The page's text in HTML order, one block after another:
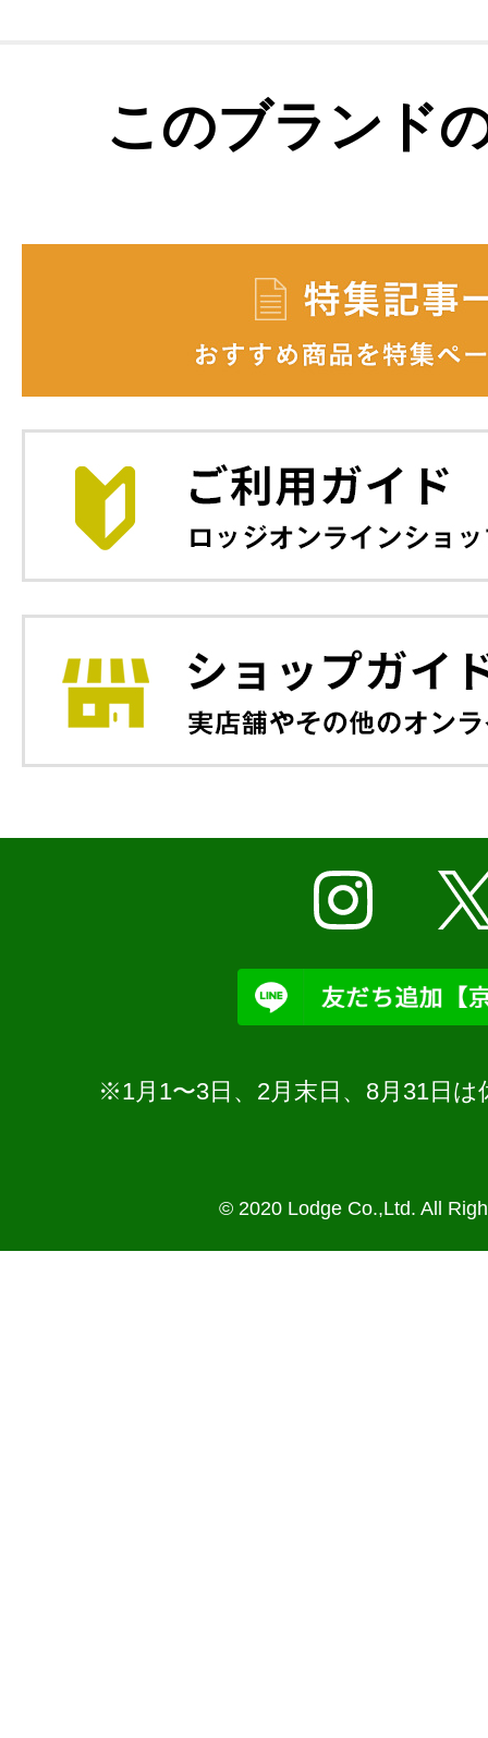
このブランド
※1月1〜3日、2月末日、8月31日
© 2020 Lodge Co.,Ltd. All